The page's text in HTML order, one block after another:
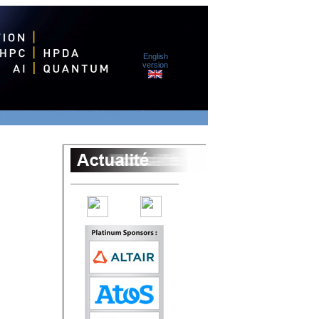
English
version